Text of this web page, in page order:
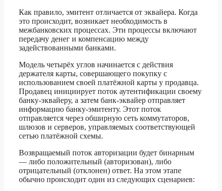
Как правило, эмитент отличается от эквайера. Когда
это происходит, возникает необходимость в
межбанковских процессах. Эти процессы включают
передачу денег и компенсацию между
задействованными банками.
Модель четырёх углов начинается с действия
держателя карты, совершающего покупку с
использованием своей платёжной карты у продавца.
Продавец инициирует поток аутентификации своему
банку-эквайеру, а затем банк-эквайер отправляет
информацию банку-эмитенту. Этот поток
отправляется через обширную сеть коммутаторов,
шлюзов и серверов, управляемых соответствующей
сетью платёжной схемы.
Возвращаемый поток авторизации будет бинарным
— либо положительный (авторизован), либо
отрицательный (отклонен) ответ. На этом этапе
обычно происходит один из следующих сценариев: